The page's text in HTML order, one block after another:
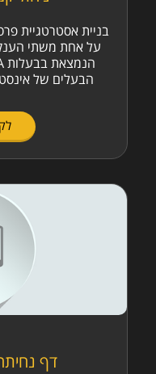
בניית אסטרטגיית
על אחת משתי
הבעלים של
דף